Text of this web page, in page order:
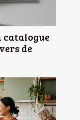
catalogue
de